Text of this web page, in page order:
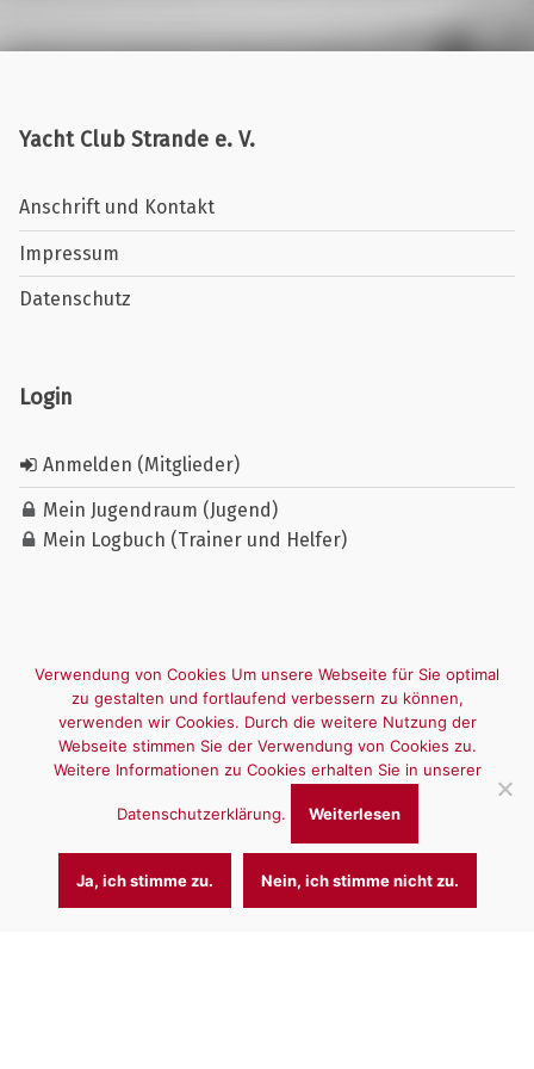
Yacht Club Strande e. V.
Anschrift und Kontakt
Impressum
Datenschutz
Login
Anmelden (Mitglieder)
Mein Jugendraum (Jugend)
Mein Logbuch (Trainer und Helfer)
Verwendung von Cookies Um unsere Webseite für Sie optimal
zu gestalten und fortlaufend verbessern zu können,
verwenden wir Cookies. Durch die weitere Nutzung der
Webseite stimmen Sie der Verwendung von Cookies zu.
Weitere Informationen zu Cookies erhalten Sie in unserer
Datenschutzerklärung. Weiterlesen
Ja, ich stimme zu. Nein, ich stimme nicht zu.